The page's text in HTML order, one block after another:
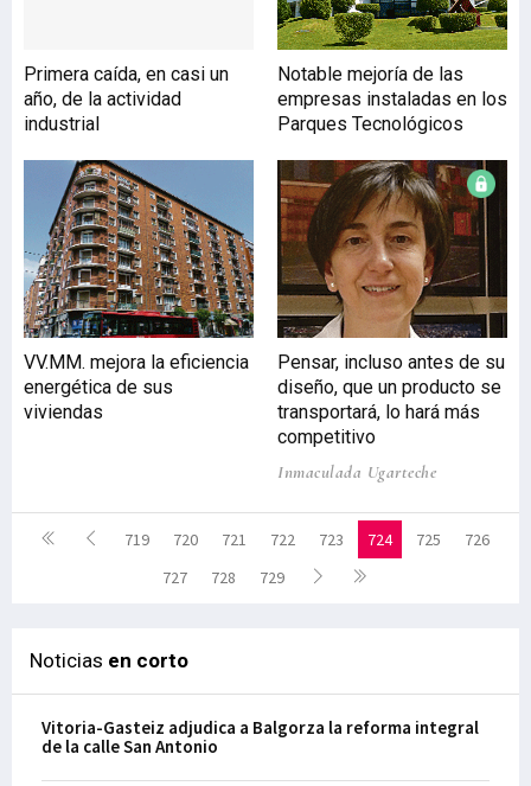
Primera caída, en casi un
año, de la actividad
industrial
Notable mejoría de las
empresas instaladas en los
Parques Tecnológicos
VV.MM. mejora la eficiencia
energética de sus
viviendas
Pensar, incluso antes de su
diseño, que un producto se
transportará, lo hará más
competitivo
Inmaculada Ugarteche
719 720 721 722 723 724 725
726
727
728 729
Noticias en corto
Vitoria-Gasteiz adjudica a Balgorza la reforma integral
de la calle San Antonio